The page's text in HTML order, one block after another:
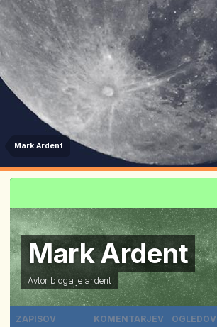
Mark Ardent
Mark Ardent
Avtor bloga je ardent
ZAPISOV
KOMENTARJEV
OGLEDOV